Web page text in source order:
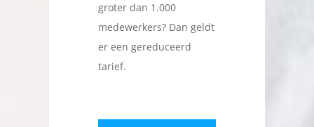
groter dan 1.000
medewerkers? Dan geldt
er een gereduceerd
tarief.